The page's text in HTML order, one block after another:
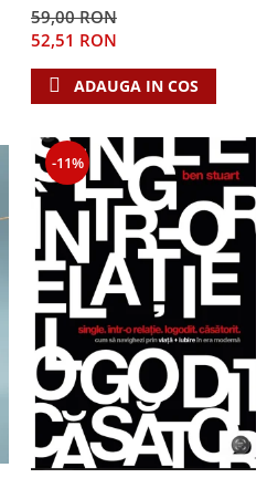
59,00 RON
52,51 RON
ADAUGA IN COS
-11%